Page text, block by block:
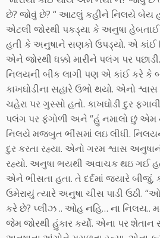
છે? જોવું છે? “ આટલું કહીને નિલયે બેય
એટલી જોરથી પકડ્યા કે અનુષા
હતી કે અનુષાને સણકો ઉપડ્યો. એ કાંઈ
એને જોરથી ધક્કો મારીને પલંગ પર
નિલયની બીક લાગી પણ એ કાંઈ કરે કે
કાખઘોડીના સહારે ઉભો થયો. એનો
ચહેરા પર ગુસ્સો હતો. કાખઘોડી દુર
પલંગ પર ફંગોળી અને “હું નમાલો છું એમ
નિલયે મજબુત ભીંસમાં લઇ લીધી.
દુર કરતા રહ્યા. એનો ગરમ શ્વાસ
રહ્યો. અનુષા ભયથી અવાચક થઇ ગઈ
એને ભીસતા હતા. તે દર્દમાં જયારે
ઉમેરાયું ત્યારે અનુષા ચીસ પાડી ઉઠી.
કરે છે? પ્લીઝ .. ઓહ નહિ… ના નિલય..
જેમ જોરથી હુંકાર કર્યો. એના પર શેતાન